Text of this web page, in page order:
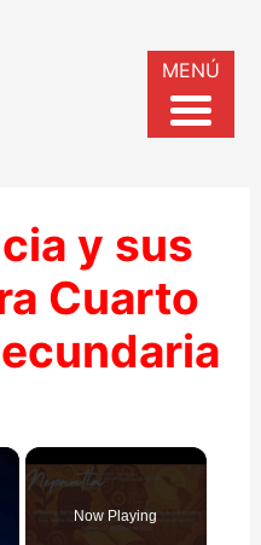
y sus
Cuarto
×
Now Playing
MENÚ